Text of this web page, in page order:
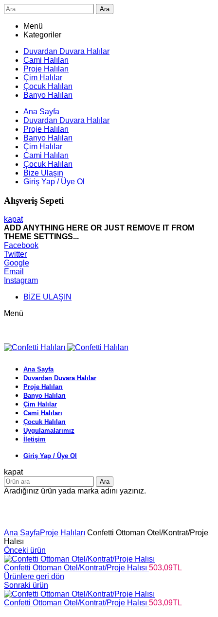
Ara
Menü
Kategoriler
Duvardan Duvara Halılar
Cami Halıları
Proje Halıları
Çim Halılar
Çocuk Halıları
Banyo Halıları
Ana Sayfa
Duvardan Duvara Halılar
Proje Halıları
Banyo Halıları
Çim Halılar
Cami Halıları
Çocuk Halıları
Bize Ulaşın
Giriş Yap / Üye Ol
Alışveriş Sepeti
kapat
ADD ANYTHING HERE OR JUST REMOVE IT FROM
THEME SETTINGS...
Facebook
Twitter
Google
Email
Instagram
BİZE ULAŞIN
Menü
Ana Sayfa
Duvardan Duvara Halılar
Proje Halıları
Banyo Halıları
Çim Halılar
Cami Halıları
Çocuk Halıları
Uygulamalarımız
İletişim
Giriş Yap / Üye Ol
kapat
Ara
Aradığınız ürün yada marka adını yazınız.
Ana SayfaProje Halıları Confetti Ottoman Otel/Kontrat/Proje
Halısı
Önceki ürün
Confetti Ottoman Otel/Kontrat/Proje Halısı 503,09TL
Ürünlere geri dön
Sonraki ürün
Confetti Ottoman Otel/Kontrat/Proje Halısı 503,09TL